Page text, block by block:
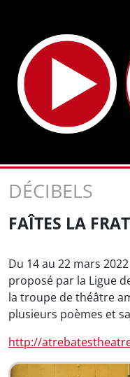
DÉCIBELS
FAÎTES LA
Du 14 au 22 mars
proposé par la Ligue
la troupe de théâtre
plusieurs poèmes et
http://